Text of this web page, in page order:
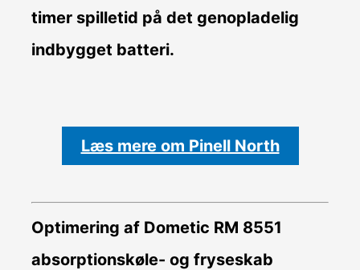
timer spilletid på det genopladelig
indbygget batteri.
Læs mere om Pinell North
Optimering af Dometic RM 8551
absorptionskøle- og fryseskab